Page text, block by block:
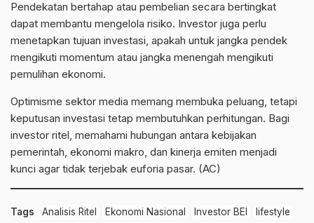
Pendekatan bertahap atau pembelian secara bertingkat
dapat membantu mengelola risiko. Investor juga perlu
menetapkan tujuan investasi, apakah untuk jangka pendek
mengikuti momentum atau jangka menengah mengikuti
pemulihan ekonomi.
Optimisme sektor media memang membuka peluang, tetapi
keputusan investasi tetap membutuhkan perhitungan. Bagi
investor ritel, memahami hubungan antara kebijakan
pemerintah, ekonomi makro, dan kinerja emiten menjadi
kunci agar tidak terjebak euforia pasar. (AC)
Tags Analisis Ritel Ekonomi Nasional Investor BEI
lifestyle